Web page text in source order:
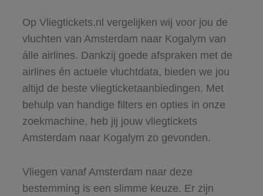
Op Vliegtickets.nl vergelijken wij voor jou de
vluchten van Amsterdam naar Kogalym van
álle airlines. Dankzij goede afspraken met de
airlines én actuele vluchtdata, bieden we jou
altijd de beste vliegticketaanbiedingen. Met
behulp van handige filters en opties in onze
zoekmachine, heb jij jouw vliegtickets
Amsterdam naar Kogalym zo gevonden.
Vliegen vanaf Amsterdam naar deze
bestemming is een slimme keuze. Er zijn